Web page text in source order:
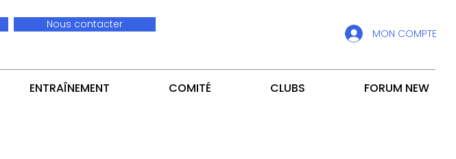
Nous contacter
MON COMPTE
ENTRAÎNEMENT COMITÉ CLUBS FORUM NEW